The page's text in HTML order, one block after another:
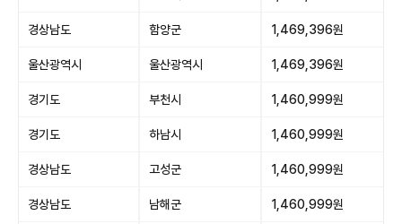
경상남도 함양군 1,469,396원
울산광역시 울산광역시 1,469,396원
경기도 부천시 1,460,999원
경기도 하남시 1,460,999원
경상남도 고성군 1,460,999원
경상남도 남해군 1,460,999원